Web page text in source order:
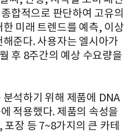
합적으로 판단하여 고유의
미래 트렌드를 예측, 이상
준다. 사용자는 엘시아가
후 8주간의 예상 수요량을
석하기 위해 제품에 DNA
적용했다. 제품의 속성을
장 등 7~8가지의 큰 카테